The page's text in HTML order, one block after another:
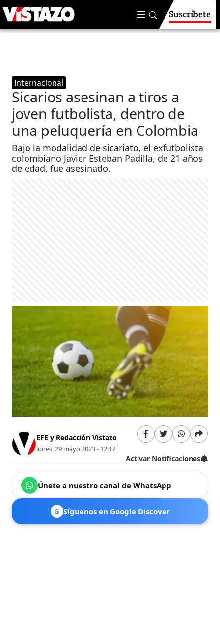
Suscríbete
Internacional
Sicarios asesinan a tiros a
joven futbolista, dentro de
una peluquería en Colombia
Bajo la modalidad de sicariato, el exfutbolista
colombiano Javier Esteban Padilla, de 21 años
de edad, fue asesinado.
EFE y Redacción Vistazo
lunes, 29 mayo 2023 - 12:17
Activar Notificaciones
Únete a nuestro canal de WhatsApp
G Síguenos en Google Discover